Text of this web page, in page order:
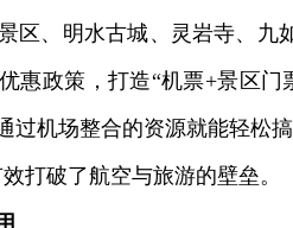
、明水古城、灵岩寺、九
惠政策，打造“机票+景区门
过机场整合的资源就能轻松
打破了航空与旅游的壁垒。